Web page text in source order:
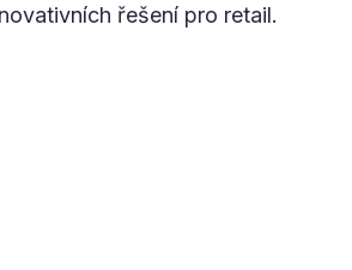
řešení pro retail.